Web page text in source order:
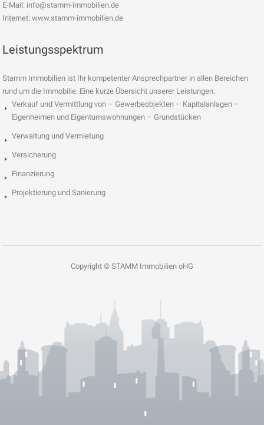
E-Mail: info@stamm-immobilien.de
Internet: www.stamm-immobilien.de
Leistungsspektrum
Stamm Immobilien ist Ihr kompetenter Ansprechpartner in allen Bereichen
rund um die Immobilie. Eine kurze Übersicht unserer Leistungen:
Verkauf und Vermittlung von – Gewerbeobjekten – Kapitalanlagen –
Eigenheimen und Eigentumswohnungen – Grundstücken
Verwaltung und Vermietung
Versicherung
Finanzierung
Projektierung und Sanierung
Copyright © STAMM Immobilien oHG